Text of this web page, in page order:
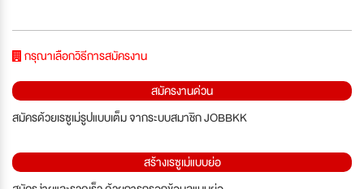
กรุณาเลือกวิธีการสมัครงาน
สมัครงานด่วน
สมัครด้วยเรซูเม่รูปแบบเต็ม จากระบบสมาชิก JOBBKK
สร้างเรซูเม่แบบย่อ